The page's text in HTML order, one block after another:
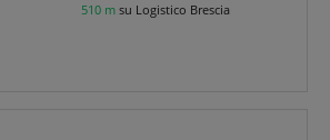
510 m su Logistico Brescia